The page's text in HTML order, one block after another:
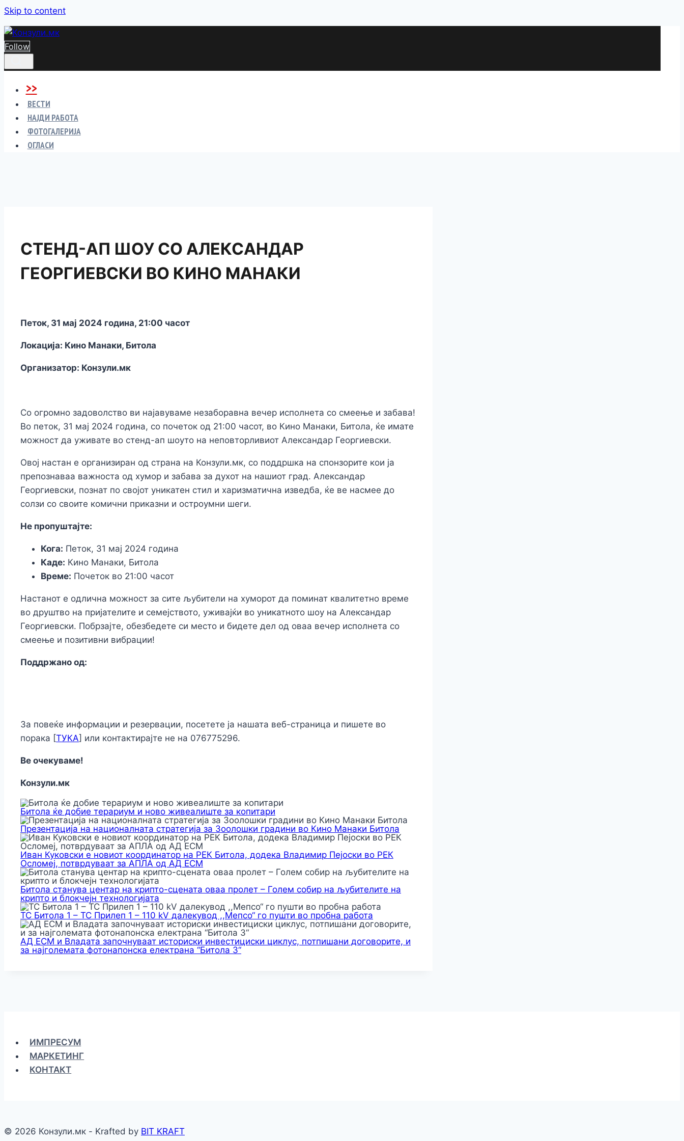
Skip to content
Follow
>>
ВЕСТИ
НАЈДИ РАБОТА
ФОТОГАЛЕРИЈА
ОГЛАСИ
СТЕНД-АП ШОУ СО АЛЕКСАНДАР
ГЕОРГИЕВСКИ ВО КИНО МАНАКИ
Петок, 31 мај 2024 година, 21:00 часот
Локација: Кино Манаки, Битола
Организатор: Конзули.мк
Со огромно задоволство ви најавуваме незаборавна вечер исполнета со смеење и забава!
Во петок, 31 мај 2024 година, со почеток од 21:00 часот, во Кино Манаки, Битола, ќе имате
можност да уживате во стенд-ап шоуто на неповторливиот Александар Георгиевски.
Овој настан е организиран од страна на Конзули.мк, со поддршка на спонзорите кои ја
препознаваа важноста од хумор и забава за духот на нашиот град. Александар
Георгиевски, познат по својот уникатен стил и харизматична изведба, ќе ве насмее до
солзи со своите комични приказни и остроумни шеги.
Не пропуштајте:
Кога: Петок, 31 мај 2024 година
Каде: Кино Манаки, Битола
Време: Почеток во 21:00 часот
Настанот е одлична можност за сите љубители на хуморот да поминат квалитетно време
во друштво на пријателите и семејството, уживајќи во уникатното шоу на Александар
Георгиевски. Побрзајте, обезбедете си место и бидете дел од оваа вечер исполнета со
смеење и позитивни вибрации!
Поддржано од:
За повеќе информации и резервации, посетете ја нашата веб-страница и пишете во
порака [ТУКА] или контактирајте не на 076775296.
Ве очекуваме!
Конзули.мк
Битола ќе добие терариум и ново живеалиште за копитари
Презентација на националната стратегија за Зоолошки градини во Кино Манаки Битола
Иван Куковски е новиот координатор на РЕК Битола, додека Владимир Пејоски во РЕК
Осломеј, потврдуваат за АПЛА од АД ЕСМ
Битола станува центар на крипто-сцената оваа пролет – Голем собир на љубителите на
крипто и блокчејн технологијата
ТС Битола 1 – ТС Прилеп 1 – 110 kV далекувод ,,Мепсо“ го пушти во пробна работа
АД ЕСМ и Владата започнуваат историски инвестициски циклус, потпишани договорите, и
за најголемата фотонапонска електрана “Битола 3“
ИМПРЕСУМ
МАРКЕТИНГ
КОНТАКТ
© 2026 Конзули.мк - Krafted by BIT KRAFT